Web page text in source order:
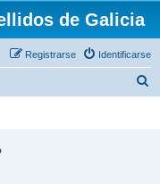
de Galicia
Identificarse
Registrarse